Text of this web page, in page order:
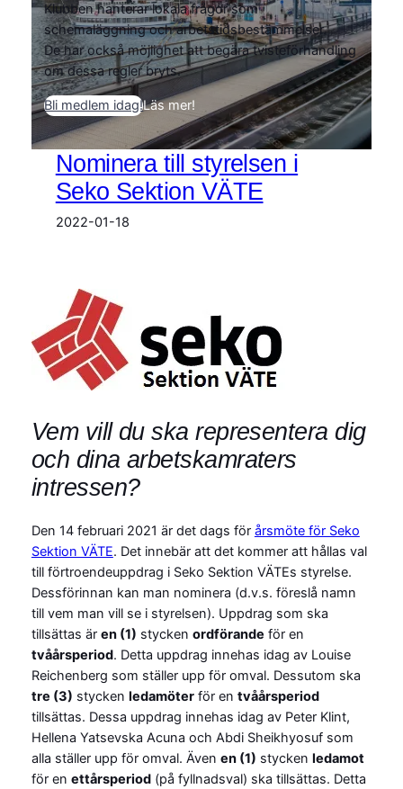
Klubben hanterar lokala frågor som
schemaläggning och arbetstidsbestämmelser.
De har också möjlighet att begära tvisteförhandling
om dessa regler bryts.
Bli medlem idag!Läs mer!
Nominera till styrelsen i
Seko Sektion VÄTE
2022-01-18
Vem vill du ska representera dig
och dina arbetskamraters
intressen?
Den 14 februari 2021 är det dags för årsmöte för Seko
Sektion VÄTE. Det innebär att det kommer att hållas val
till förtroendeuppdrag i Seko Sektion VÄTEs styrelse.
Dessförinnan kan man nominera (d.v.s. föreslå namn
till vem man vill se i styrelsen). Uppdrag som ska
tillsättas är en (1) stycken ordförande för en
tvåårsperiod. Detta uppdrag innehas idag av Louise
Reichenberg som ställer upp för omval. Dessutom ska
tre (3) stycken ledamöterför en tvåårsperiod
tillsättas. Dessa uppdrag innehas idag av Peter Klint,
Hellena Yatsevska Acuna och Abdi Sheikhyosuf som
alla ställer upp för omval. Även en (1) stycken ledamot
för en ettårsperiod(på fyllnadsval) ska tillsättas. Detta